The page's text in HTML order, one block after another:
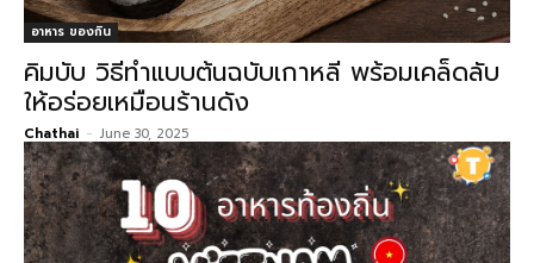
อาหาร ของกิน
คิมบับ วิธีทําแบบต้นฉบับเกาหลี พร้อมเคล็ดลับ
ให้อร่อยเหมือนร้านดัง
Chathai - June 30, 2025